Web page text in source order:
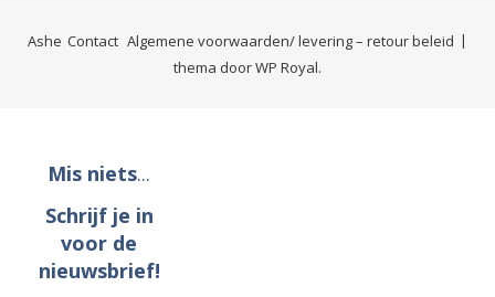
Contact Algemene voorwaarden/ levering – retour beleid
Ashe
thema doorWP Royal.
Mis niets...
Schrijf je in
voor de
nieuwsbrief!